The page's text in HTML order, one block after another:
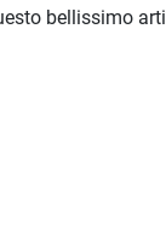
bellissimo